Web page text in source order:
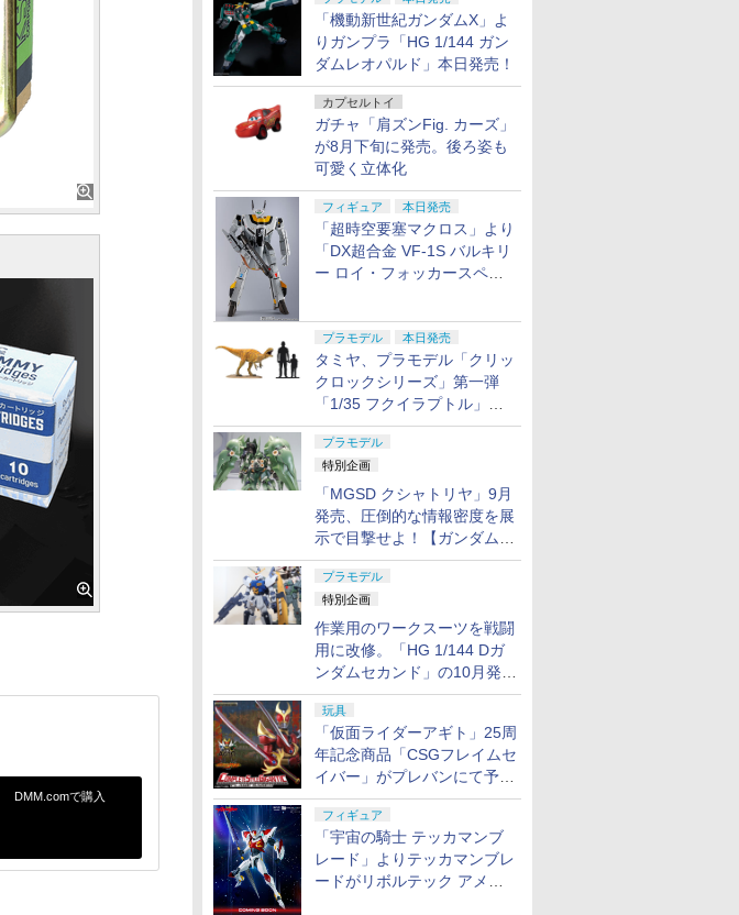
「機動新世紀ガンダムX」よ
りガンプラ「HG 1/144 ガン
ダムレオパルド」本日発売！
カプセルトイ
ガチャ「肩ズンFig. カーズ」
が8月下旬に発売。後ろ姿も
可愛く立体化
フィギュア 本日発売
「超時空要塞マクロス」より
「DX超合金 VF-1S バルキリ
ー ロイ・フォッカースペシ
プラモデル 本日発売
タミヤ、プラモデル「クリッ
クロックシリーズ」第一弾
「1/35 フクイラプトル」本
日発売！
プラモデル
特別企画
「MGSD クシャトリヤ」9月
発売、圧倒的な情報密度を展
示で目撃せよ！【ガンダムベ
ース撮り下ろし】
プラモデル
特別企画
作業用のワークスーツを戦闘
用に改修。「HG 1/144 Dガ
ンダムセカンド」の10月発送
分が予約受付中【ガンダムベ
ース撮り下ろし】
玩具
「仮面ライダーアギト」25周
年記念商品「CSGフレイムセ
イバー」がプレバンにて予約
開始
フィギュア
「宇宙の騎士 テッカマンブ
レード」よりテッカマンブレ
ードがリボルテック アメイ
DMM.comで購入